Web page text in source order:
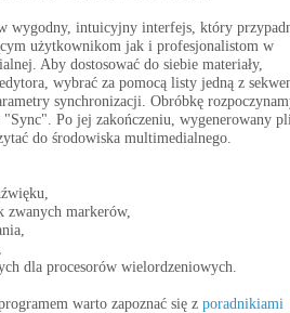
wygodny, intuicyjny interfejs, który
użytkownikom jak i profesjonalistom w
Aby dostosować do siebie materiały,
wybrać za pomocą listy jedną z
synchronizacji. Obróbkę
"Sync". Po jej zakończeniu, wygenerowany
do środowiska multimedialnego.
zwanych markerów,
dla procesorów wielordzeniowych.
warto zapoznać się z poradnikiami